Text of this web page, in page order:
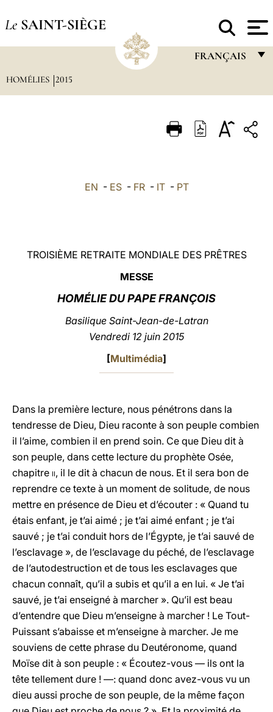
Le SAINT-SIÈGE
FRANÇAIS
ITALIANO
العربيّة
LATINE
HOMÉLIES 2015
EN - ES- FR- IT- PT
TROISIÈME RETRAITE MONDIALE DES PRÊTRES
MESSE
HOMÉLIE DU PAPE FRANÇOIS
Basilique Saint-Jean-de-Latran
Vendredi 12 juin 2015
[Multimédia]
Dans la première lecture, nous pénétrons dans la
tendresse de Dieu, Dieu raconte à son peuple combien
il l’aime, combien il en prend soin. Ce que Dieu dit à
son peuple, dans cette lecture du prophète Osée,
chapitre ii, il le dit à chacun de nous. Et il sera bon de
reprendre ce texte à un moment de solitude, de nous
mettre en présence de Dieu et d’écouter : « Quand tu
étais enfant, je t’ai aimé ; je t’ai aimé enfant ; je t’ai
sauvé ; je t’ai conduit hors de l’Égypte, je t’ai sauvé de
l’esclavage », de l’esclavage du péché, de l’esclavage
de l’autodestruction et de tous les esclavages que
chacun connaît, qu’il a subis et qu’il a en lui. « Je t’ai
sauvé, je t’ai enseigné à marcher ». Qu’il est beau
d’entendre que Dieu m’enseigne à marcher ! Le Tout-
Puissant s’abaisse et m’enseigne à marcher. Je me
souviens de cette phrase du Deutéronome, quand
Moïse dit à son peuple : « Écoutez-vous — ils ont la
tête tellement dure ! —: quand donc avez-vous vu un
dieu aussi proche de son peuple, de la même façon